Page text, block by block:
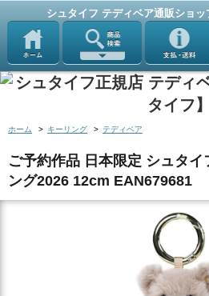
シュタイフ テディベア通販ショッ
ホーム > キーリング > テディベア
ご予約作品 日本限定 シュタイ
ング2026 12cm EAN679681